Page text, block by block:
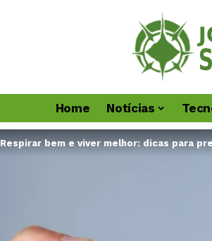
Home Notícias
Respirar bem e viver melhor: dicas para